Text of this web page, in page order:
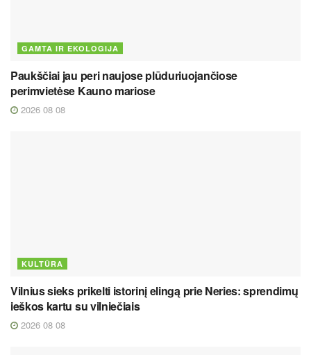
GAMTA IR EKOLOGIJA
Paukščiai jau peri naujose plūduriuojančiose
perimvietėse Kauno mariose
2026 08 08
KULTŪRA
Vilnius sieks prikelti istorinį elingą prie Neries: sprendimų
ieškos kartu su vilniečiais
2026 08 08